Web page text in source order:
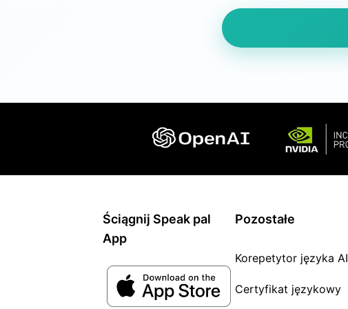
Ściągnij Speak pal
App
Pozostałe
Korepetytor języka AI
Certyfikat językowy